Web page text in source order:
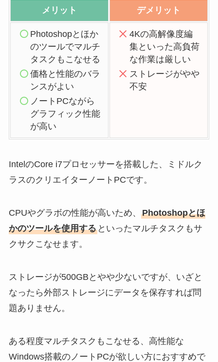
メリット デメリット
Photoshopとほか
のツールでマルチ
タスクもこなせる
価格と性能のバラ
ンスがよい
ノートPCながら
グラフィック性能
が高い
4Kの高解像度編
集といった高負荷
な作業は厳しい
ストレージがやや
不安
IntelのCore i7プロセッサーを搭載した、ミドルク
ラスのクリエイターノートPCです。
CPUやグラボの性能が高いため、 Photoshopとほ
かのツールを使用するといったマルチタスクもサ
クサクこなせます。
ストレージが500GBとやや少ないですが、いざと
なったら外部ストレージにデータを保存すれば問
題ありません。
ある程度マルチタスクもこなせる、高性能な
Windows搭載のノートPCが欲しい方におすすめで